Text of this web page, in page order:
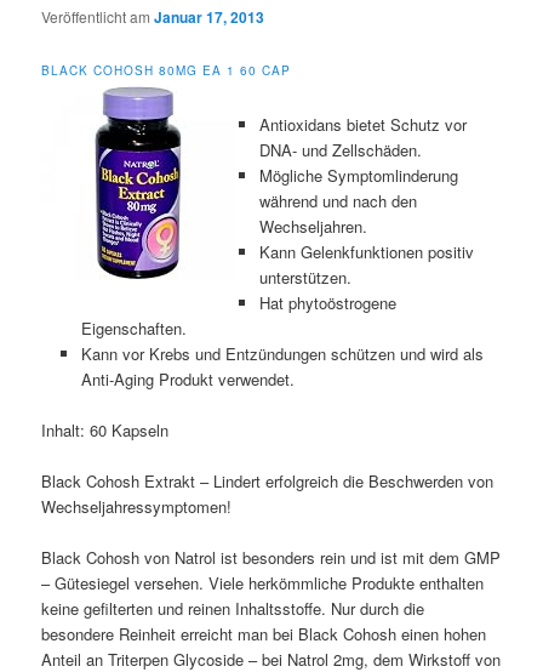
Veröffentlicht amJanuar 17, 2013
BLACK COHOSH 80MG EA 1 60 CAP
Antioxidans bietet Schutz vor
DNA- und Zellschäden.
Mögliche Symptomlinderung
während und nach den
Wechseljahren.
Kann Gelenkfunktionen positiv
unterstützen.
Hat phytoöstrogene
Eigenschaften.
Kann vor Krebs und Entzündungen schützen und wird als
Anti-Aging Produkt verwendet.
Inhalt: 60 Kapseln
Black Cohosh Extrakt – Lindert erfolgreich die Beschwerden von
Wechseljahressymptomen!
Black Cohosh von Natrol ist besonders rein und ist mit dem GMP
– Gütesiegel versehen. Viele herkömmliche Produkte enthalten
keine gefilterten und reinen Inhaltsstoffe. Nur durch die
besondere Reinheit erreicht man bei Black Cohosh einen hohen
Anteil an Triterpen Glycoside – bei Natrol 2mg, dem Wirkstoff von